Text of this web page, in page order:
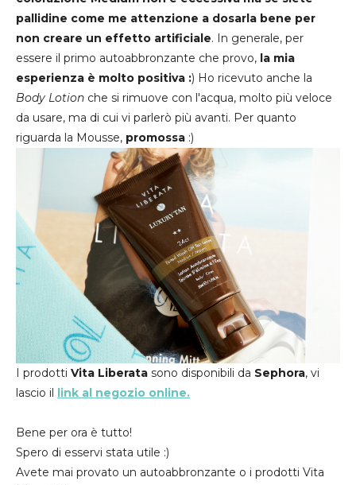
pallidine come me attenzione a dosarla bene per
non creare un effetto artificiale. In generale, per
essere il primo autoabbronzante che provo, la mia
esperienza è molto positiva :) Ho ricevuto anche la
Body Lotion che si rimuove con l'acqua, molto più veloce
da usare, ma di cui vi parlerò più avanti. Per quanto
riguarda la Mousse, promossa :)
I prodotti Vita Liberata sono disponibili da Sephora, vi
lascio il
link al negozio online.
Bene per ora è tutto!
Spero di esservi stata utile :)
Avete mai provato un autoabbronzante o i prodotti Vita